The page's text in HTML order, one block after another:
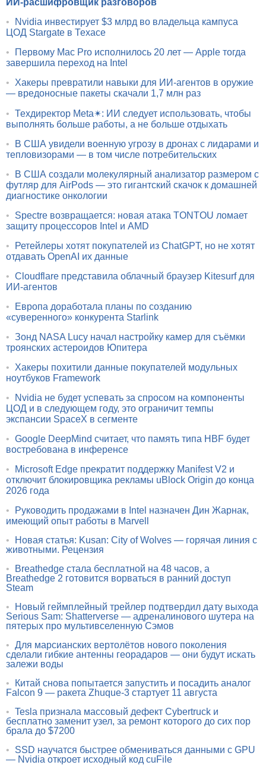
ИИ-расшифровщик разговоров
•
Nvidia инвестирует $3 млрд во владельца кампуса
ЦОД Stargate в Техасе
•
Первому Mac Pro исполнилось 20 лет — Apple тогда
завершила переход на Intel
•
Хакеры превратили навыки для ИИ-агентов в оружие
— вредоносные пакеты скачали 1,7 млн раз
• Техдиректор Meta✴: ИИ следует использовать, чтобы
выполнять больше работы, а не больше отдыхать
•
В США увидели военную угрозу в дронах с лидарами и
тепловизорами — в том числе потребительских
•
В США создали молекулярный анализатор размером с
футляр для AirPods — это гигантский скачок к домашней
диагностике онкологии
•
Spectre возвращается: новая атака TONTOU ломает
защиту процессоров Intel и AMD
•
Ретейлеры хотят покупателей из ChatGPT, но не хотят
отдавать OpenAI их данные
• Cloudflare представила облачный браузер Kitesurf для
ИИ-агентов
•
Европа доработала планы по созданию
«суверенного» конкурента Starlink
• Зонд NASA Lucy начал настройку камер для съёмки
троянских астероидов Юпитера
•
Хакеры похитили данные покупателей модульных
ноутбуков Framework
•
Nvidia не будет успевать за спросом на компоненты
ЦОД и в следующем году, это ограничит темпы
экспансии SpaceX в сегменте
• Google DeepMind считает, что память типа HBF будет
востребована в инференсе
•
Microsoft Edge прекратит поддержку Manifest V2 и
отключит блокировщика рекламы uBlock Origin до конца
2026 года
•
Руководить продажами в Intel назначен Дин Жарнак,
имеющий опыт работы в Marvell
•
Новая статья: Kusan: City of Wolves — горячая линия с
животными. Рецензия
•
Breathedge стала бесплатной на 48 часов, а
Breathedge 2 готовится ворваться в ранний доступ
Steam
•
Новый геймплейный трейлер подтвердил дату выхода
Serious Sam: Shatterverse — адреналинового шутера на
пятерых про мультивселенную Сэмов
• Для марсианских вертолётов нового поколения
сделали гибкие антенны георадаров — они будут искать
залежи воды
•
Китай снова попытается запустить и посадить аналог
Falcon 9 — ракета Zhuque-3 стартует 11 августа
• Tesla признала массовый дефект Cybertruck и
бесплатно заменит узел, за ремонт которого до сих пор
брала до $7200
•
SSD научатся быстрее обмениваться данными с GPU
— Nvidia откроет исходный код cuFile